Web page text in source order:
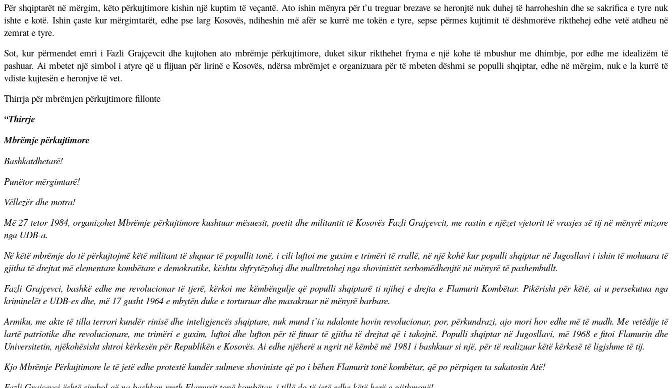
Për shqiptarët në mërgim, këto përkujtimore kishin një kuptim të veçantë. Ato ishin mënyra për t’u treguar brezave se heronjtë nuk duhej të harroheshin dhe se sakrifica e tyre nuk
ishte e kotë. Ishin çaste kur mërgimtarët, edhe pse larg Kosovës, ndiheshin më afër se kurrë me tokën e tyre, sepse përmes kujtimit të dëshmorëve rikthehej edhe vetë atdheu në
zemrat e tyre.
Sot, kur përmendet emri i Fazli Grajçevcit dhe kujtohen ato mbrëmje përkujtimore, duket sikur rikthehet fryma e një kohe të mbushur me dhimbje, por edhe me idealizëm të
pashuar. Ai mbetet një simbol i atyre që u flijuan për lirinë e Kosovës, ndërsa mbrëmjet e organizuara për të mbeten dëshmi se populli shqiptar, edhe në mërgim, nuk e la kurrë të
vdiste kujtesën e heronjve të vet.
Thirrja për mbrëmjen përkujtimore fillonte
“Thirrje
Mbrëmje përkujtimore
Bashkatdhetarë!
Punëtor mërgimtarë!
Vëllezër dhe motra!
Më 27 tetor 1984, organizohet Mbrëmje përkujtimore kushtuar mësuesit, poetit dhe militantit të Kosovës Fazli Grajçevcit, me rastin e njëzet vjetorit të vrasjes së tij në mënyrë mizore
nga UDB-a.
Në këtë mbrëmje do të përkujtojmë këtë militant të shquar të popullit tonë, i cili luftoi me guxim e trimëri të rrallë, në një kohë kur populli shqiptar në Jugosllavi i ishin të mohuara të
gjitha të drejtat më elementare kombëtare e demokratike, kështu shfrytëzohej dhe malltretohej nga shovinistët serbomëdhenjtë në mënyrë të pashembullt.
Fazli Grajçevci, bashkë edhe me revolucionar të tjerë, kërkoi me këmbëngulje që populli shqiptarë ti njihej e drejta e Flamurit Kombëtar. Pikërisht për këtë, ai u persekutua nga
kriminelët e UDB-es dhe, më 17 gusht 1964 e mbytën duke e torturuar dhe masakruar në mënyrë barbare.
Armiku, me akte të tilla terrori kundër rinisë dhe inteligjencës shqiptare, nuk mund t’ia ndalonte hovin revolucionar, por, përkundrazi, ajo mori hov edhe më të madh. Me vetëdije të
lartë patriotike dhe revolucionare, me trimëri e guxim, luftoi dhe lufton për të fituar të gjitha të drejtat që i takojnë. Populli shqiptar në Jugosllavi, më 1968 e fitoi Flamurin dhe
Universitetin, njëkohësisht shtroi kërkesën për Republikën e Kosovës. Ai edhe njëherë u ngrit në këmbë më 1981 i bashkuar si një, për të realizuar këtë kërkesë të ligjshme të tij.
Kjo Mbrëmje Përkujtimore le të jetë edhe protestë kundër sulmeve shoviniste që po i bëhen Flamurit tonë kombëtar, që po përpiqen ta sakatosin Atë!